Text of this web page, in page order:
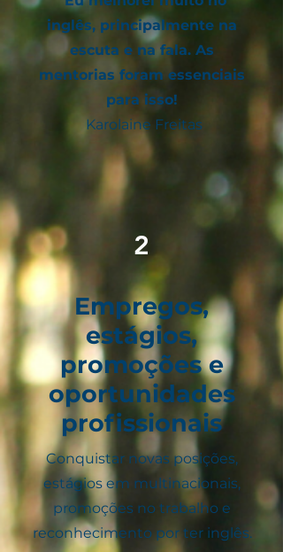
inglês, principalmente na
escuta e na fala. As
mentorias foram essenciais
para isso!
Karolaine Freitas
2
Empregos,
estágios,
promoções e
oportunidades
profissionais
Conquistar novas posições,
estágios em multinacionais,
promoções no trabalho e
reconhecimento por ter inglês.